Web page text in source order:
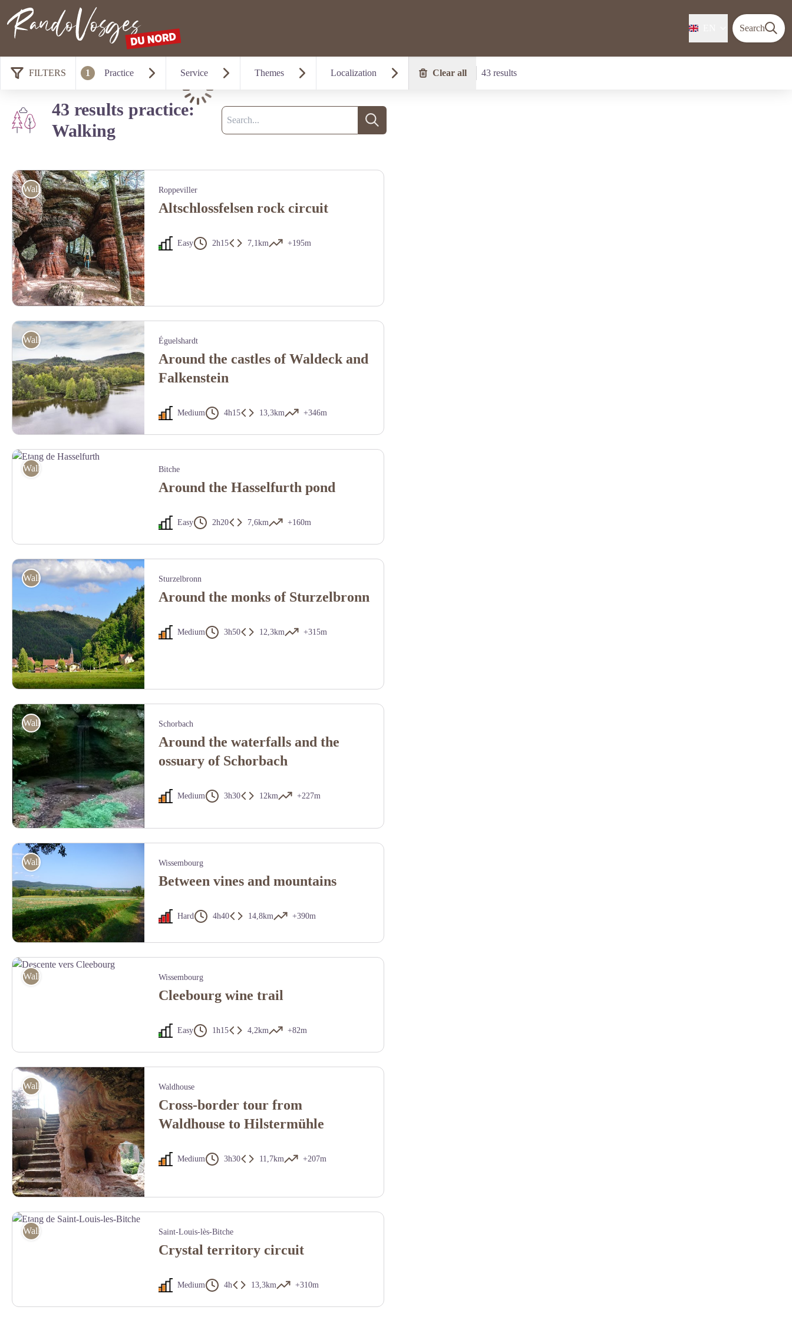
Northern Vosges Search
FILTERS 1 Practice Service Themes Localization Clear all 43 results
43 results practice:
Walking
Search
Search
Walking Roppeviller
Altschlossfelsen rock circuit
Easy 2h15 7,1km +195m
Walking Éguelshardt
Around the castles of Waldeck and
Falkenstein
Medium 4h15 13,3km +346m
Walking Bitche
Around the Hasselfurth pond
Easy 2h20 7,6km +160m
Walking Sturzelbronn
Around the monks of Sturzelbronn
Medium 3h50 12,3km +315m
Walking Schorbach
Around the waterfalls and the
ossuary of Schorbach
Medium 3h30 12km +227m
Walking Wissembourg
Between vines and mountains
Hard 4h40 14,8km +390m
Walking Wissembourg
Cleebourg wine trail
Easy 1h15 4,2km +82m
Walking Waldhouse
Cross-border tour from
Waldhouse to Hilstermühle
Medium 3h30 11,7km +207m
Walking Saint-Louis-lès-Bitche
Crystal territory circuit
Medium 4h 13,3km +310m
Loading